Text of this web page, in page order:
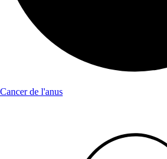
Cancer de l'anus